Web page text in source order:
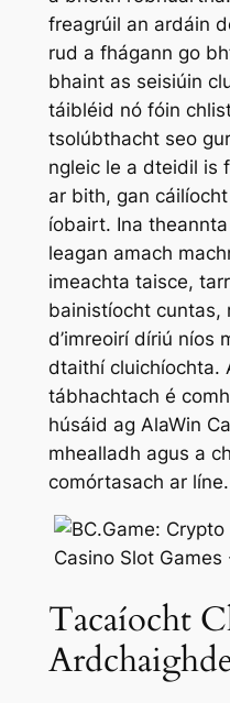
freagrúil an ardáin
rud a fhágann go
bhaint as seisiúin
táibléid nó fóin
tsolúbthacht seo
ngleic le a dteidil is
ar bith, gan
íobairt. Ina
leagan amach
imeachta taisce,
bainistíocht cuntas,
d’imreoirí díriú níos
dtaithí cluichíochta.
tábhachtach é
húsáid ag AlaWin
mhealladh agus a
comórtasach ar líne.
Tacaíocht